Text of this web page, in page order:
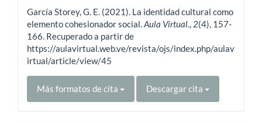
artículo
García Storey, G. E. (2021). La identidad cultural como
elemento cohesionador social.Aula Virtual., 2(4), 157-
166. Recuperado a partir de
https://aulavirtual.web.ve/revista/ojs/index.php/aulav
irtual/article/view/45
Más formatos de cita Descargar cita